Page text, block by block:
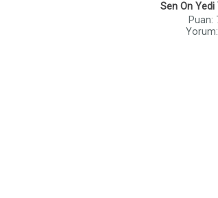
Sen On Yedi
Puan: